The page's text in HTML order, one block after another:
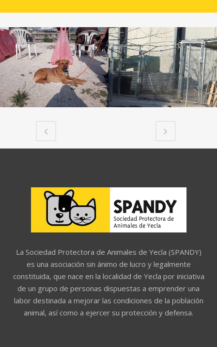
La Sociedad Protectora de Animales de Yecla (SPANDY)
es una asociación sin ánimo de lucro y legalmente
constituida, que nace en la localidad de Yecla por iniciativa
de un grupo de personas dispuestas a emprender una
labor destinada a mejorar las condiciones de la población
animal, así como a ejercer su protección y defensa.